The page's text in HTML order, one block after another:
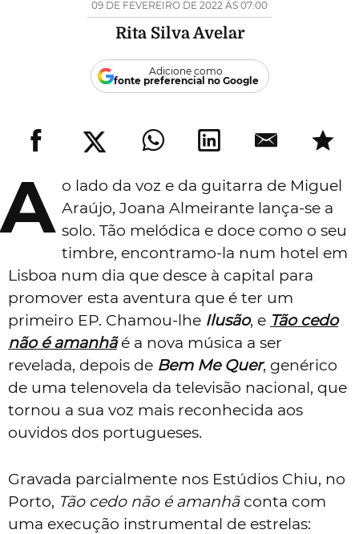
09 DE FEVEREIRO DE 2022 ÀS 07:00
Rita Silva Avelar
Adicione como
fonte preferencial no Google
A o lado da voz e da guitarra de Miguel
Araújo, Joana Almeirante lança-se a
solo. Tão melódica e doce como o seu
timbre, encontramo-la num hotel em
Lisboa num dia que desce à capital para
promover esta aventura que é ter um
primeiro EP. Chamou-lhe Ilusão, e Tão cedo
não é amanhã é a nova música a ser
revelada, depois de Bem Me Quer, genérico
de uma telenovela da televisão nacional, que
tornou a sua voz mais reconhecida aos
ouvidos dos portugueses.
Gravada parcialmente nos Estúdios Chiu, no
Porto, Tão cedo não é amanhãconta com
uma execução instrumental de estrelas: